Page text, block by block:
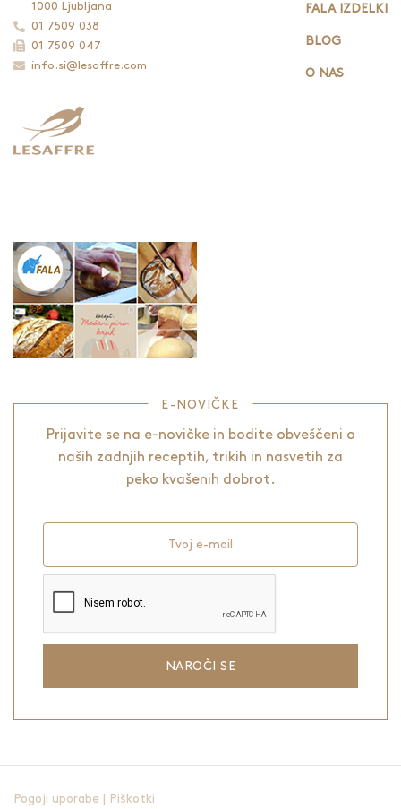
1000 Ljubljana
01 7509 038
01 7509 047
info.si@lesaffre.com
FALA IZDELKI
BLOG
O NAS
E-NOVIČKE
Prijavite se na e-novičke in bodite obveščeni o
naših zadnjih receptih, trikih in nasvetih za
peko kvašenih dobrot.
Tvoj e-mail
NAROČI SE
Pogoji uporabe Piškotki